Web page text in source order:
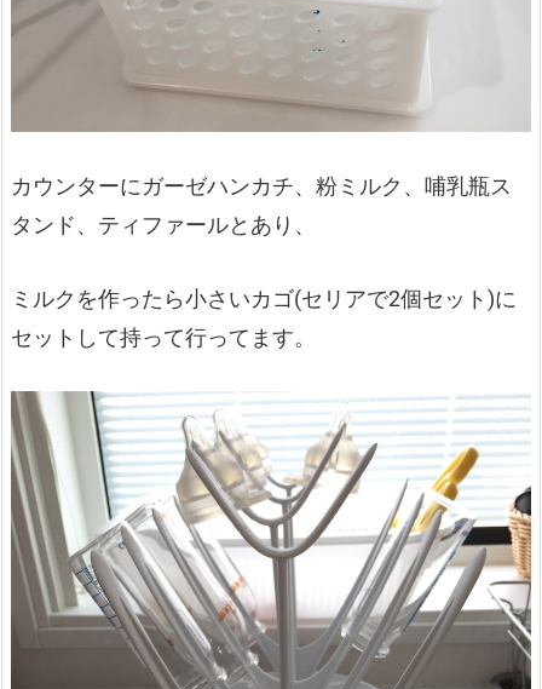
カウンターにガーゼハンカチ、粉ミルク、哺乳瓶ス
タンド、ティファールとあり、
ミルクを作ったら小さいカゴ(セリアで2個セット)に
セットして持って行ってます。